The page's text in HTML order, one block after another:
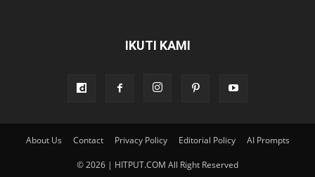
IKUTI KAMI
About Us Contact Privacy Policy Editorial Policy AI Prompts
© 2026 | HITPUT.COM All Right Reserved